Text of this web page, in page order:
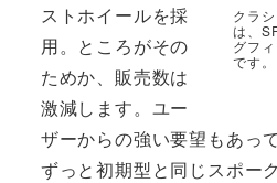
クラ
は、
グフ
です。
ストホイールを採
用。ところがその
ためか、販売数は
激減します。ユー
ザーからの強い要望もあっ
ずっと初期型と同じスポー